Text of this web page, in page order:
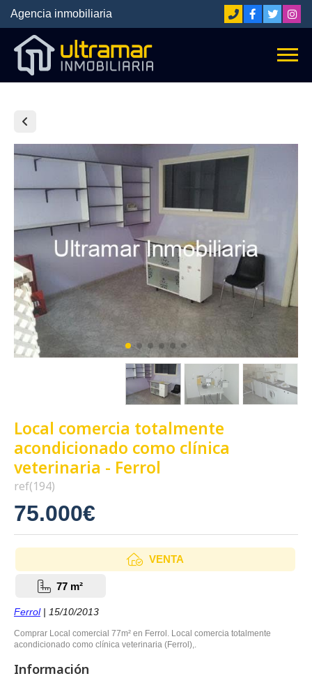
Agencia inmobiliaria
Local comercia totalmente
acondicionado como clínica
veterinaria - Ferrol
ref(194)
75.000€
VENTA
77 m²
Ferrol| 15/10/2013
Comprar Local comercial 77m² en Ferrol. Local comercia totalmente
acondicionado como clínica veterinaria (Ferrol),.
Información